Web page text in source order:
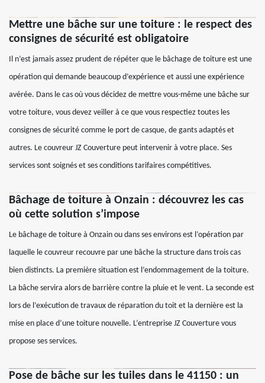
Mettre une bâche sur une toiture : le respect des
consignes de sécurité est obligatoire
Il n’est jamais assez prudent de répéter que le bâchage de toiture est une
opération qui demande beaucoup d’expérience et aussi une expérience
avérée. Dans le cas où vous décidez de mettre vous-même une bâche sur
votre toiture, vous devez veiller à ce que vous respectiez toutes les
consignes de sécurité comme le port de casque, de gants adaptés et
autres. Le couvreur JZ Couverture peut intervenir à votre place. Ses
services sont soignés et ses conditions tarifaires compétitives.
Bâchage de toiture à Onzain : découvrez les cas
où cette solution s’impose
Le bâchage de toiture à Onzain ou dans ses environs est l’opération par
laquelle le couvreur recouvre par une bâche la structure dans trois cas
bien distincts. La première situation est l’endommagement de la toiture.
La bâche servira alors de barrière contre la pluie et le vent. La seconde est
lors de l’exécution de travaux de réparation du toit et la dernière est la
mise en place d’une toiture nouvelle. L’entreprise JZ Couverture vous
propose ses services.
Pose de bâche sur les tuiles dans le 41150 : un